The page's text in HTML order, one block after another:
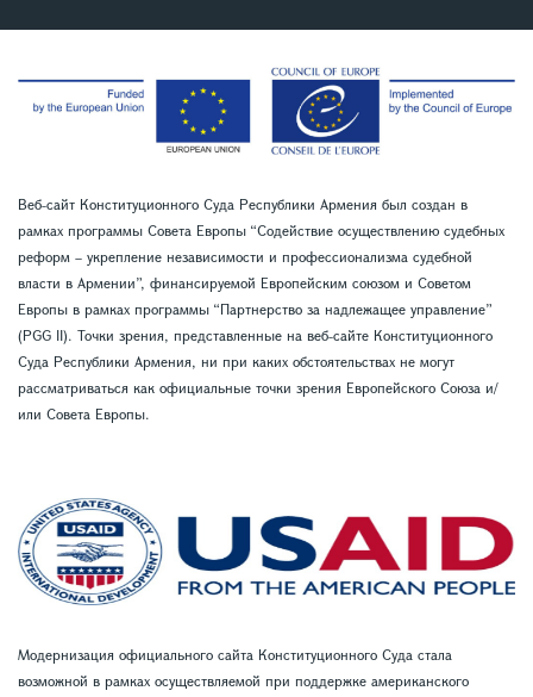
Веб-сайт Конституционного Суда Республики Армения был создан в
рамках программы Совета Европы “Содействие осуществлению судебных
реформ – укрепление независимости и профессионализма судебной
власти в Армении”, финансируемой Европейским союзом и Советом
Европы в рамках программы “Партнерство за надлежащее управление”
(PGG II). Точки зрения, представленные на веб-сайте Конституционного
Суда Республики Армения, ни при каких обстоятельствах не могут
рассматриваться как официальные точки зрения Европейского Союза и/
или Совета Европы.
Модернизация официального сайта Конституционного Суда стала
возможной в рамках осуществляемой при поддержке американского